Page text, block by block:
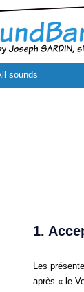
sounds
1.
Les
après « le